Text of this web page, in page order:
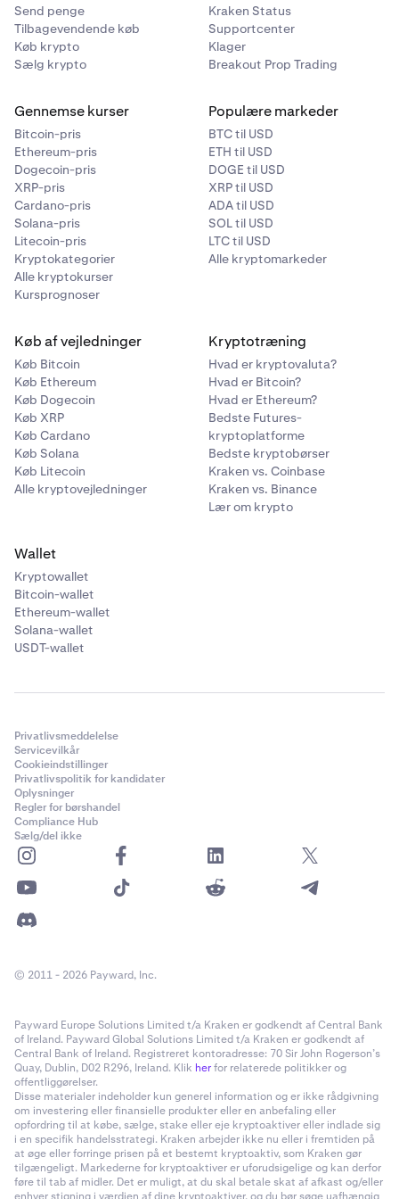
Eksporter er tilgængelige i14 dage.
kø.Behandlingen af eksportanmodninger kan tage
alt fra et par minutter til op til en uge.
7
Download din eksport: Når du ser downloadikonet
aktiveret, kan du downloade.
Eksporter er tilgængelige i14 dage.
Send penge
Tilbagevendende køb
Køb krypto
Sælg krypto
Kraken Status
Supportcenter
Klager
Breakout Prop Trading
Gennemse kurser
Bitcoin-pris
Ethereum-pris
Dogecoin-pris
XRP-pris
Cardano-pris
Solana-pris
Litecoin-pris
Kryptokategorier
Alle kryptokurser
Kursprognoser
Populære markeder
BTC til USD
ETH til USD
DOGE til USD
XRP til USD
ADA til USD
SOL til USD
LTC til USD
Alle kryptomarkeder
Køb af vejledninger
Køb Bitcoin
Køb Ethereum
Køb Dogecoin
Køb XRP
Køb Cardano
Køb Solana
Køb Litecoin
Alle kryptovejledninger
Kryptotræning
Hvad er kryptovaluta?
Hvad er Bitcoin?
Hvad er Ethereum?
Bedste Futures-
kryptoplatforme
Bedste kryptobørser
Kraken vs. Coinbase
Kraken vs. Binance
Lær om krypto
Wallet
Kryptowallet
Bitcoin-wallet
Ethereum-wallet
Solana-wallet
USDT-wallet
Privatlivsmeddelelse
Servicevilkår
Cookieindstillinger
Privatlivspolitik for kandidater
Oplysninger
Regler for børshandel
Compliance Hub
Sælg/del ikke
© 2011 - 2026 Payward, Inc.
Payward Europe Solutions Limited t/a Kraken er godkendt af Central Bank
of Ireland. Payward Global Solutions Limited t/a Kraken er godkendt af
Central Bank of Ireland. Registreret kontoradresse: 70 Sir John Rogerson’s
Quay, Dublin, D02 R296, Ireland. Klik herfor relaterede politikker og
offentliggørelser.
Disse materialer indeholder kun generel information og er ikke rådgivning
om investering eller finansielle produkter eller en anbefaling eller
opfordring til at købe, sælge, stake eller eje kryptoaktiver eller indlade sig
i en specifik handelsstrategi. Kraken arbejder ikke nu eller i fremtiden på
at øge eller forringe prisen på et bestemt kryptoaktiv, som Kraken gør
tilgængeligt. Markederne for kryptoaktiver er uforudsigelige og kan derfor
føre til tab af midler. Det er muligt, at du skal betale skat af afkast og/eller